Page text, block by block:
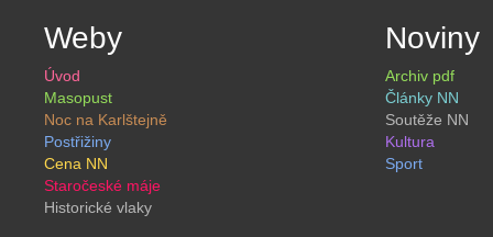
Weby
Úvod
Masopust
Noc na Karlštejně
Postřižiny
Cena NN
Staročeské máje
Historické vlaky
Noviny
Archiv pdf
Články NN
Soutěže NN
Kultura
Sport